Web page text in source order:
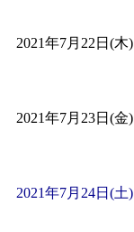
2021年7月22日(木)
2021年7月23日(金)
2021年7月24日(土)